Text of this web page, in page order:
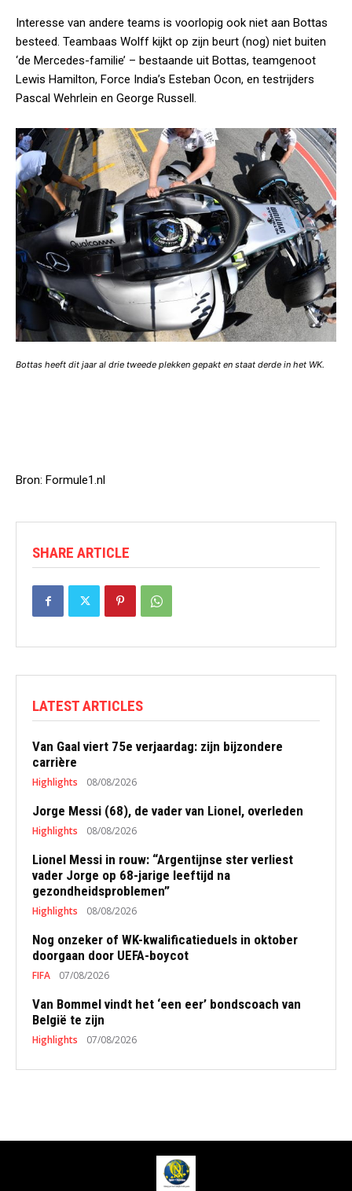
Interesse van andere teams is voorlopig ook niet aan Bottas
besteed. Teambaas Wolff kijkt op zijn beurt (nog) niet buiten
‘de Mercedes-familie’ – bestaande uit Bottas, teamgenoot
Lewis Hamilton, Force India’s Esteban Ocon, en testrijders
Pascal Wehrlein en George Russell.
Bottas heeft dit jaar al drie tweede plekken gepakt en staat derde in het WK.
Bron: Formule1.nl
SHARE ARTICLE
LATEST ARTICLES
Van Gaal viert 75e verjaardag: zijn bijzondere
carrière
Highlights 08/08/2026
Jorge Messi (68), de vader van Lionel, overleden
Highlights 08/08/2026
Lionel Messi in rouw: “Argentijnse ster verliest
vader Jorge op 68-jarige leeftijd na
gezondheidsproblemen”
Highlights 08/08/2026
Nog onzeker of WK-kwalificatieduels in oktober
doorgaan door UEFA-boycot
FIFA 07/08/2026
Van Bommel vindt het ‘een eer’ bondscoach van
België te zijn
Highlights 07/08/2026